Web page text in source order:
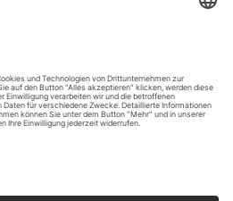
YouTube
Video-
Service zu
verwenden